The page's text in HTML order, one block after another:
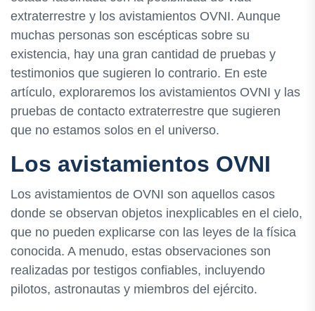
extraterrestre y los avistamientos OVNI. Aunque
muchas personas son escépticas sobre su
existencia, hay una gran cantidad de pruebas y
testimonios que sugieren lo contrario. En este
artículo, exploraremos los avistamientos OVNI y las
pruebas de contacto extraterrestre que sugieren
que no estamos solos en el universo.
Los avistamientos OVNI
Los avistamientos de OVNI son aquellos casos
donde se observan objetos inexplicables en el cielo,
que no pueden explicarse con las leyes de la física
conocida. A menudo, estas observaciones son
realizadas por testigos confiables, incluyendo
pilotos, astronautas y miembros del ejército.